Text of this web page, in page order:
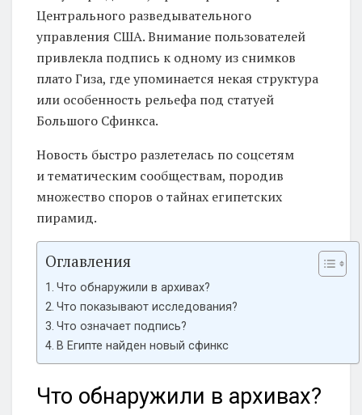
Центрального разведывательного
управления США. Внимание пользователей
привлекла подпись к одному из снимков
плато Гиза, где упоминается некая структура
или особенность рельефа под статуей
Большого Сфинкса.
Новость быстро разлетелась по соцсетям
и тематическим сообществам, породив
множество споров о тайнах египетских
пирамид.
Оглавления
Что обнаружили в архивах?
Что показывают исследования?
Что означает подпись?
В Египте найден новый сфинкс
Что обнаружили в архивах?